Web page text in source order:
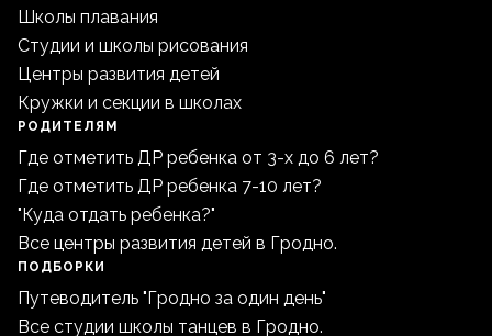
Школы плавания
Студии и школы рисования
Центры развития детей
Кружки и секции в школах
РОДИТЕЛЯМ
Где отметить ДР ребенка от 3-х до 6 лет?
Где отметить ДР ребенка 7-10 лет?
"Куда отдать ребенка?"
Все центры развития детей в Гродно.
ПОДБОРКИ
Путеводитель "Гродно за один день"
Все студии школы танцев в Гродно.